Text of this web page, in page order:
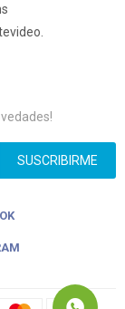
SUSCRIBIRME